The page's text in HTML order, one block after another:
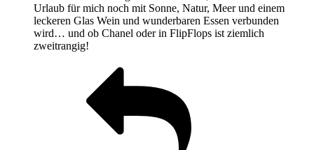
Urlaub für mich noch mit Sonne, Natur, Meer und einem
leckeren Glas Wein und wunderbaren Essen verbunden
wird… und ob Chanel oder in FlipFlops ist ziemlich
zweitrangig!